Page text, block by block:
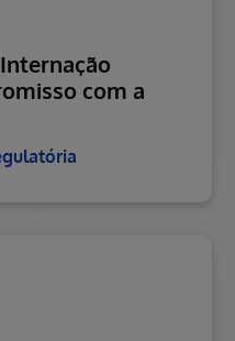
com a